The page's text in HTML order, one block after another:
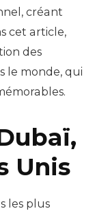
créant
cet article,
des
le monde, qui
Unis
les plus